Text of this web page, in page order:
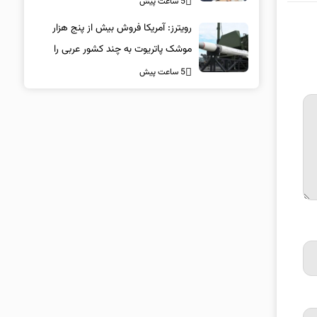
رویترز: آمریکا فروش بیش از پنج هزار
موشک پاتریوت به چند کشور عربی را
تائید کرد
5 ساعت پیش